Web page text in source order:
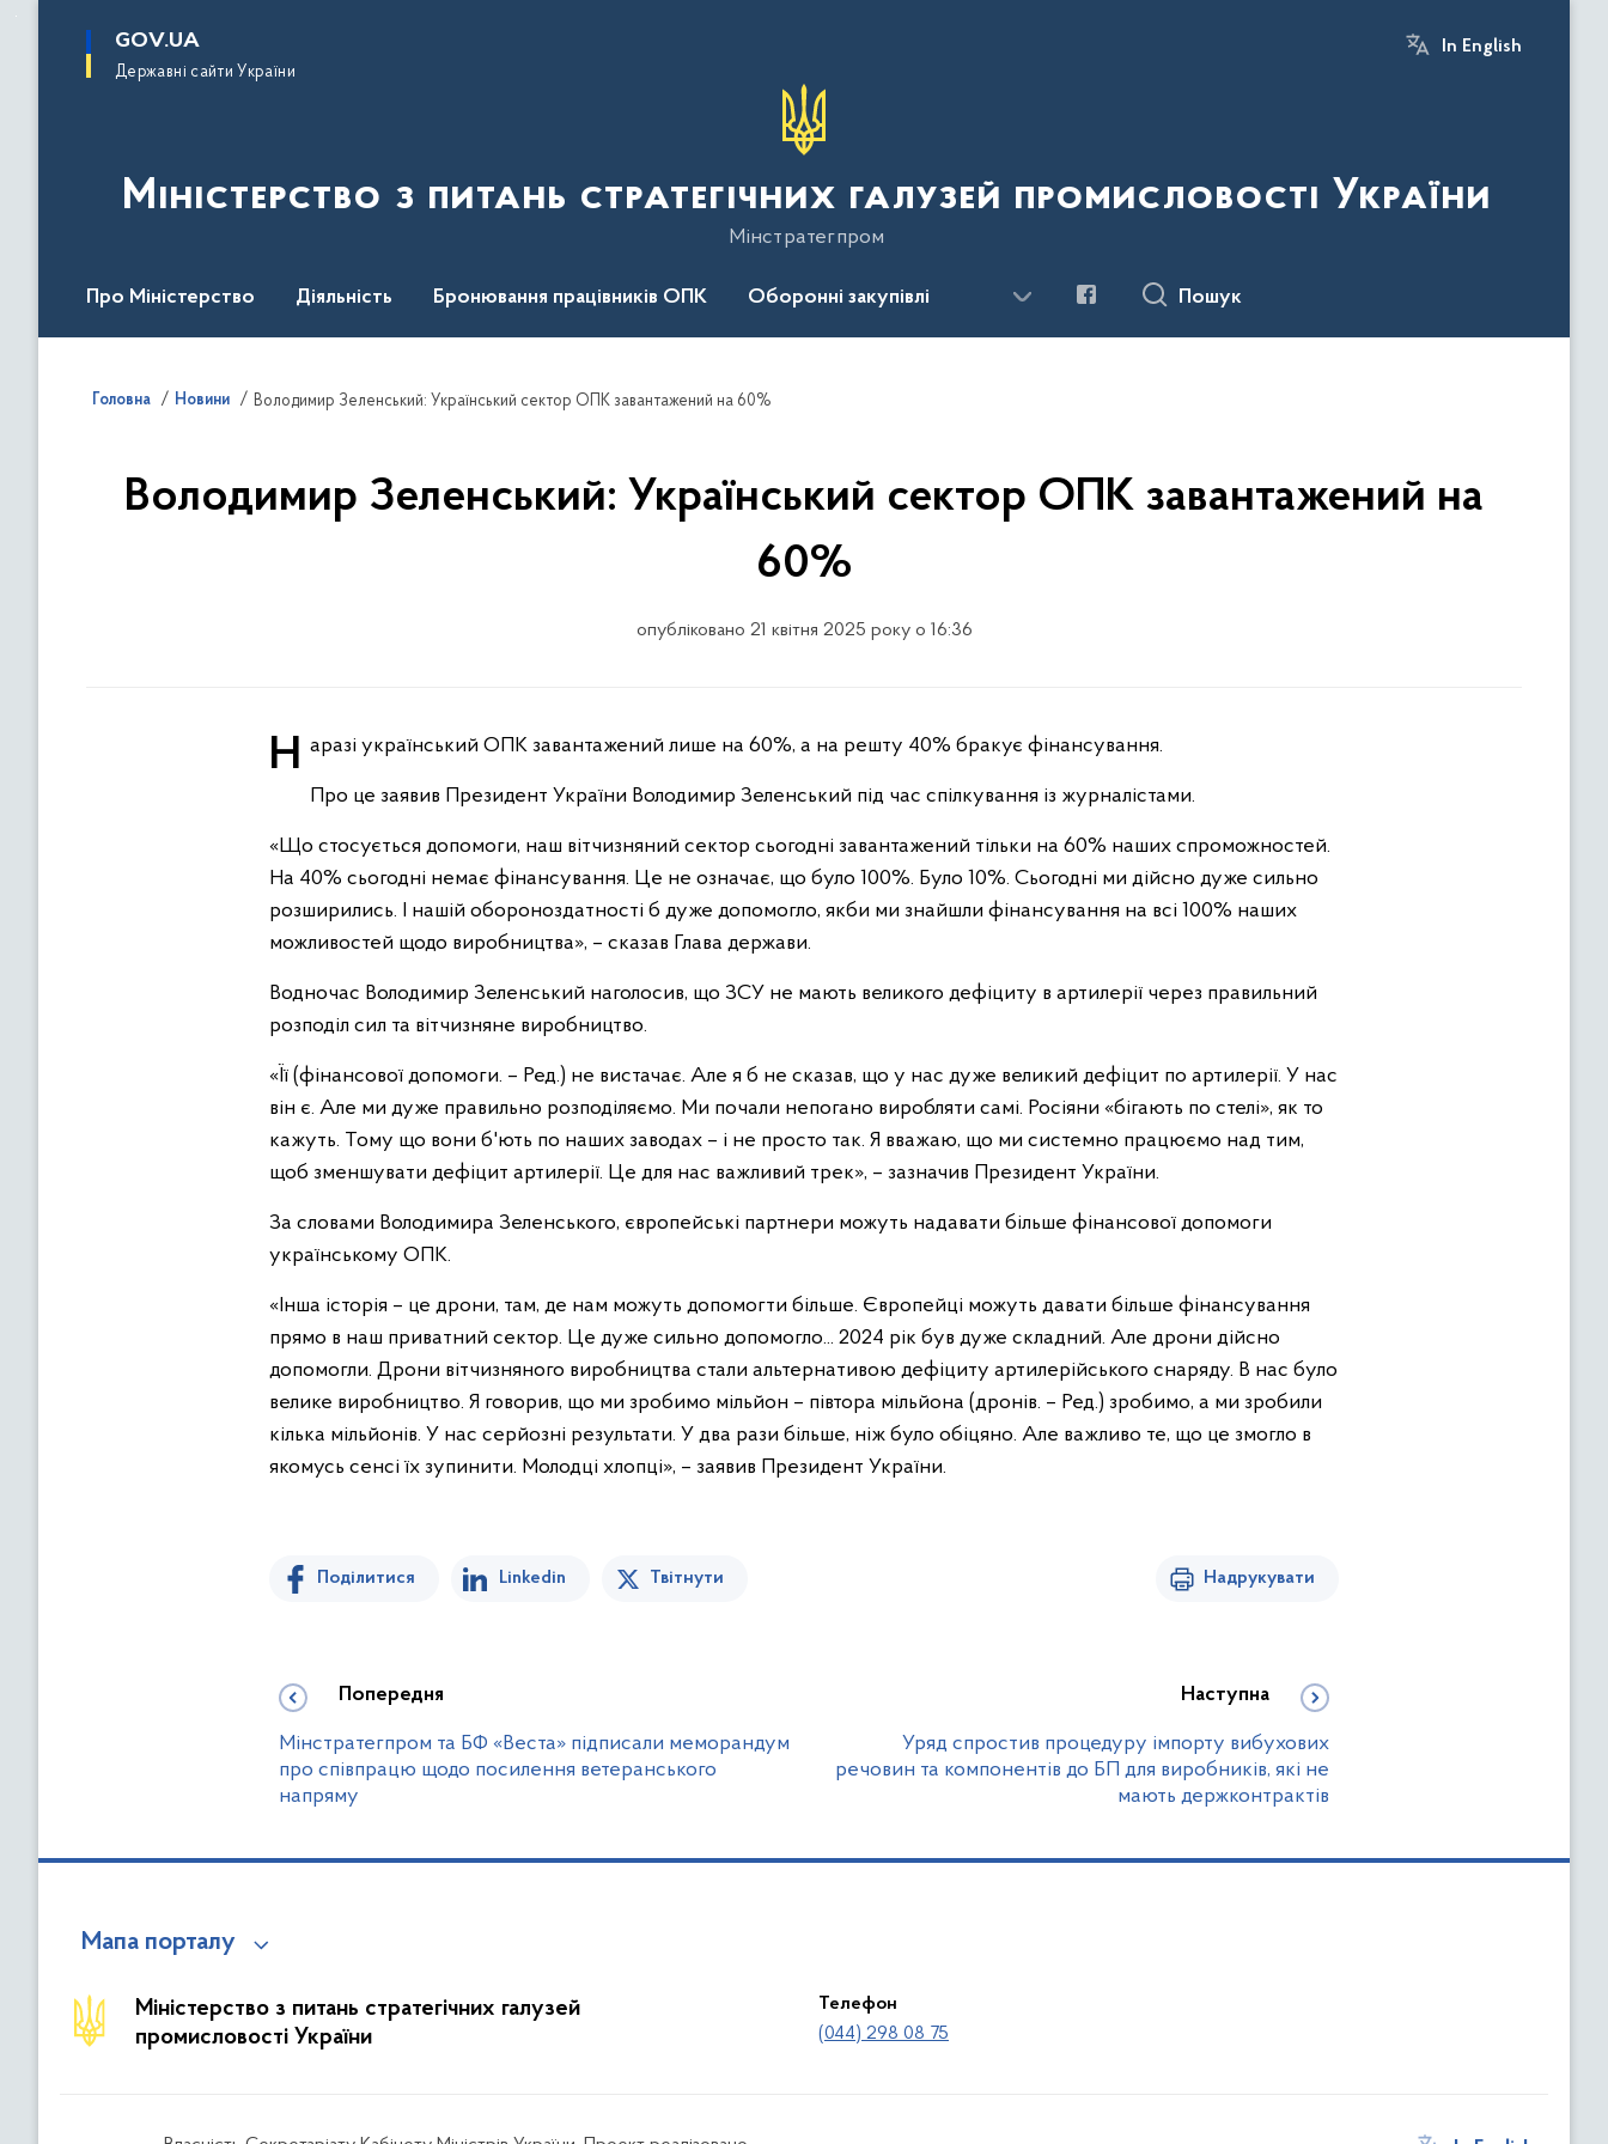
основного
GOV.UA
Державні сайти України
In English
Міністерство з питань стратегічних галузей промисловості України
Мінстратегпром
Про Міністерство Діяльність Бронювання працівників ОПК Оборонні закупівлі Пошук
Головна Новини Володимир Зеленський: Український сектор ОПК завантажений на 60%
Володимир Зеленський: Український сектор ОПК завантажений на
60%
опубліковано 21 квітня 2025 року о 16:36
Наразі український ОПК завантажений лише на 60%, а на решту 40% бракує фінансування.
Про це заявив Президент України Володимир Зеленський під час спілкування із журналістами.
«Що стосується допомоги, наш вітчизняний сектор сьогодні завантажений тільки на 60% наших спроможностей.
На 40% сьогодні немає фінансування. Це не означає, що було 100%. Було 10%. Сьогодні ми дійсно дуже сильно
розширились. І нашій обороноздатності б дуже допомогло, якби ми знайшли фінансування на всі 100% наших
можливостей щодо виробництва», – сказав Глава держави.
Водночас Володимир Зеленський наголосив, що ЗСУ не мають великого дефіциту в артилерії через правильний
розподіл сил та вітчизняне виробництво.
«Її (фінансової допомоги. – Ред.) не вистачає. Але я б не сказав, що у нас дуже великий дефіцит по артилерії. У нас
він є. Але ми дуже правильно розподіляємо. Ми почали непогано виробляти самі. Росіяни «бігають по стелі», як то
кажуть. Тому що вони б'ють по наших заводах – і не просто так. Я вважаю, що ми системно працюємо над тим,
щоб зменшувати дефіцит артилерії. Це для нас важливий трек», – зазначив Президент України.
За словами Володимира Зеленського, європейські партнери можуть надавати більше фінансової допомоги
українському ОПК.
«Інша історія – це дрони, там, де нам можуть допомогти більше. Європейці можуть давати більше фінансування
прямо в наш приватний сектор. Це дуже сильно допомогло... 2024 рік був дуже складний. Але дрони дійсно
допомогли. Дрони вітчизняного виробництва стали альтернативою дефіциту артилерійського снаряду. В нас було
велике виробництво. Я говорив, що ми зробимо мільйон – півтора мільйона (дронів. – Ред.) зробимо, а ми зробили
кілька мільйонів. У нас серйозні результати. У два рази більше, ніж було обіцяно. Але важливо те, що це змогло в
якомусь сенсі їх зупинити. Молодці хлопці», – заявив Президент України.
Поділитися Linkedin Твітнути Надрукувати
Попередня
Мінстратегпром та БФ «Веста» підписали меморандум
про співпрацю щодо посилення ветеранського
напряму
Наступна
Уряд спростив процедуру імпорту вибухових
речовин та компонентів до БП для виробників, які не
мають держконтрактів
Мапа порталу
Міністерство з питань стратегічних галузей
промисловості України
Телефон
(044) 298 08 75